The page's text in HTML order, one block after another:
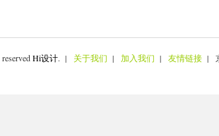
Hi设计. | 关于我们 | 加入我们 | 友情链接 |